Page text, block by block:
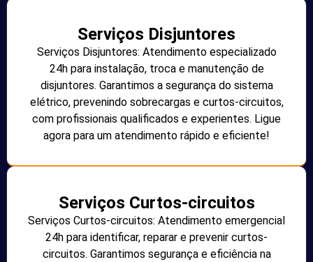
Serviços Disjuntores
Serviços Disjuntores: Atendimento especializado
24h para instalação, troca e manutenção de
disjuntores. Garantimos a segurança do sistema
elétrico, prevenindo sobrecargas e curtos-circuitos,
com profissionais qualificados e experientes. Ligue
agora para um atendimento rápido e eficiente!
Serviços Curtos-circuitos
Serviços Curtos-circuitos: Atendimento emergencial
24h para identificar, reparar e prevenir curtos-
circuitos. Garantimos segurança e eficiência na